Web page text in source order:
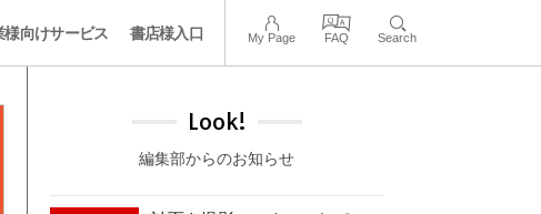
様向けサービス 書店様入口 My Page FAQ Search
Look!
編集部からのお知らせ